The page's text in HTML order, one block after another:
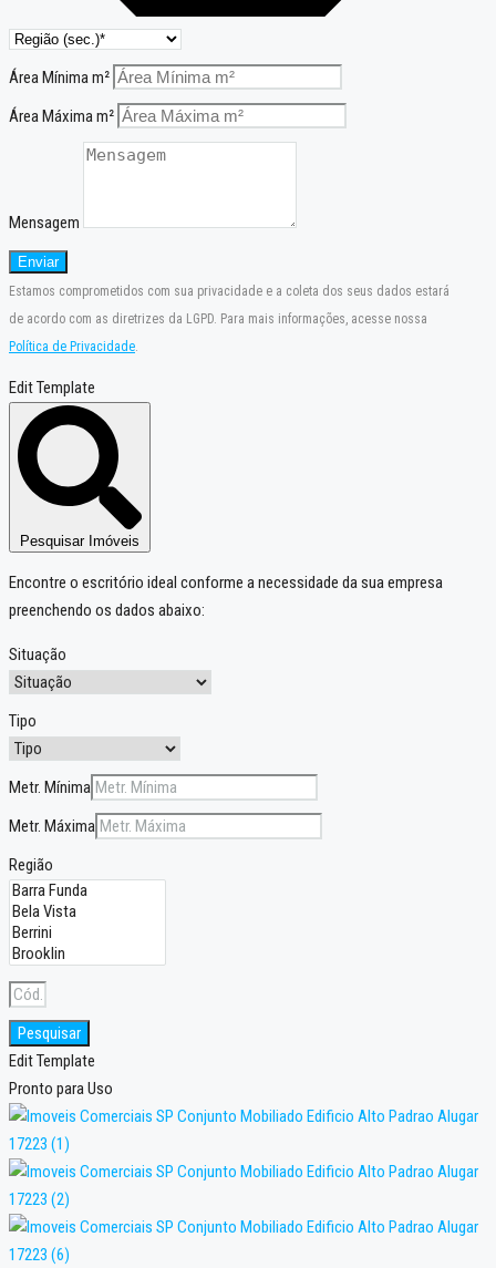
Área Mínima m²
Área Máxima m²
Mensagem
Enviar
Estamos comprometidos com sua privacidade e a coleta dos seus dados estará
de acordo com as diretrizes da LGPD. Para mais informações, acesse nossa
Política de Privacidade.
Edit Template
Pesquisar Imóveis
Encontre o escritório ideal conforme a necessidade da sua empresa
preenchendo os dados abaixo:
Situação
Tipo
Metr. Mínima
Metr. Máxima
Região
Pesquisar
Edit Template
Pronto para Uso